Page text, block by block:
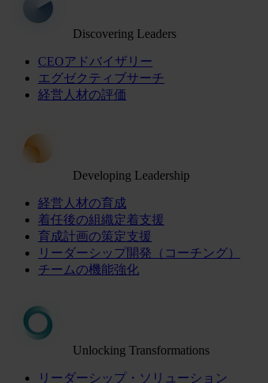
Discovering Leaders
CEOアドバイザリー
エグゼクティブサーチ
経営人材の評価
Developing Leadership
経営人材の育成
着任後の組織定着支援
育成計画の策定支援
リーダーシップ開発（コーチング）
チームの機能強化
Unlocking Transformations
リーダーシップ・ソリューション